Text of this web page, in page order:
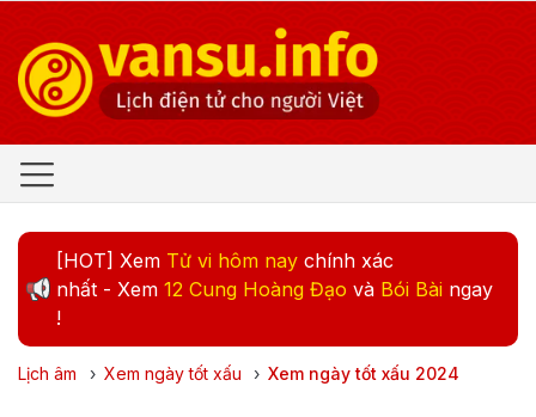
[HOT] Xem Tử vi hôm nay chính xác
nhất - Xem 12 Cung Hoàng Đạo và Bói Bài ngay
!
Lịch âm › Xem ngày tốt xấu › Xem ngày tốt xấu 2024